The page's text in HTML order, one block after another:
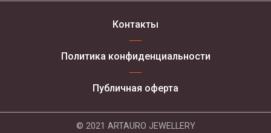
Контакты
Политика конфиденциальности
Публичная оферта
© 2021 ARTAURO JEWELLERY